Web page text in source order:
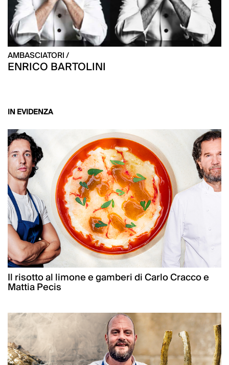
AMBASCIATORI /
ENRICO BARTOLINI
IN EVIDENZA
Il risotto al limone e gamberi di Carlo Cracco e
Mattia Pecis